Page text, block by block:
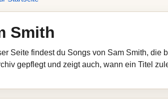
Smith
Seite findest du Songs von Sam Smith, die
gepflegt und zeigt auch, wann ein Titel